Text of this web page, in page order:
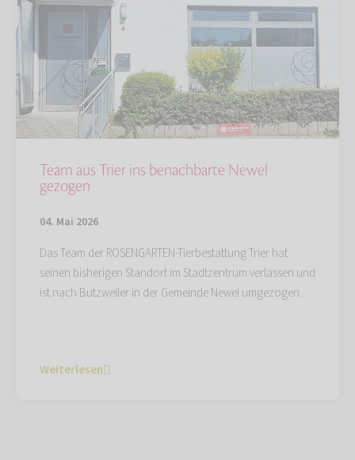
Team aus Trier ins benachbarte Newel
gezogen
04. Mai 2026
Das Team der ROSENGARTEN-Tierbestattung Trier hat
seinen bisherigen Standort im Stadtzentrum verlassen und
ist nach Butzweiler in der Gemeinde Newel umgezogen.
Weiterlesen